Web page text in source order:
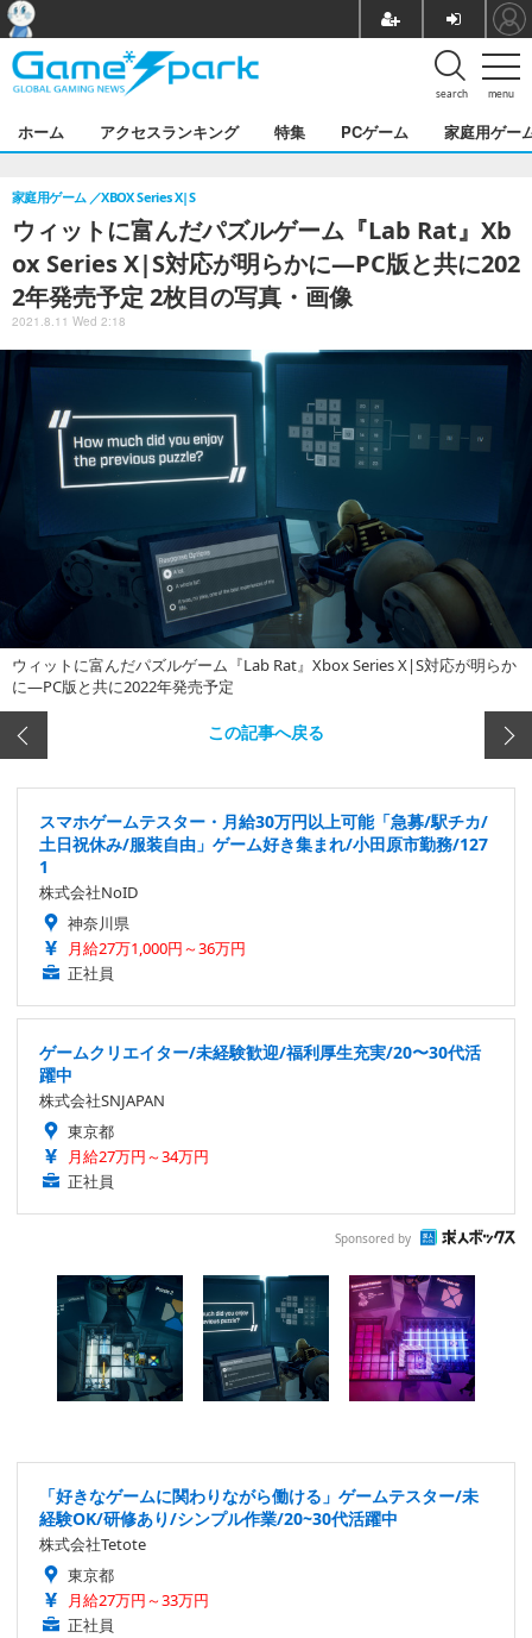
menu
search
ホーム アクセスランキング 特集 PCゲーム 家庭用ゲー
ウィットに富んだパズルゲーム『Lab Rat』Xb
ox Series X|S対応が明らかに―PC版と共に202
2年発売予定 2枚目の写真・画像
家庭用ゲーム XBOX Series X|S
2021.8.11 Wed 2:18
ウィットに富んだパズルゲーム『Lab Rat』Xbox Series X|S対応が明らか
に―PC版と共に2022年発売予定
この記事へ戻る
スマホゲームテスター・月給30万円以上可能「急募/駅チカ/
土日祝休み/服装自由」ゲーム好き集まれ/小田原市勤務/127
1
株式会社NoID
神奈川県
月給27万1,000円～36万円
正社員
ゲームクリエイター/未経験歓迎/福利厚生充実/20〜30代活
躍中
株式会社SNJAPAN
東京都
月給27万円～34万円
正社員
Sponsored by
「好きなゲームに関わりながら働ける」ゲームテスター/未
経験OK/研修あり/シンプル作業/20~30代活躍中
株式会社Tetote
東京都
月給27万円～33万円
正社員